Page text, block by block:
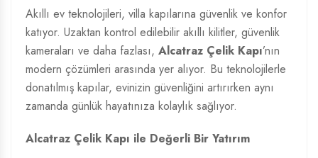
Akıllı ev teknolojileri, villa kapılarına güvenlik ve konfor
katıyor. Uzaktan kontrol edilebilir akıllı kilitler, güvenlik
kameraları ve daha fazlası, Alcatraz Çelik Kapı’nın
modern çözümleri arasında yer alıyor. Bu teknolojilerle
donatılmış kapılar, evinizin güvenliğini artırırken aynı
zamanda günlük hayatınıza kolaylık sağlıyor.
Alcatraz Çelik Kapı ile Değerli Bir Yatırım